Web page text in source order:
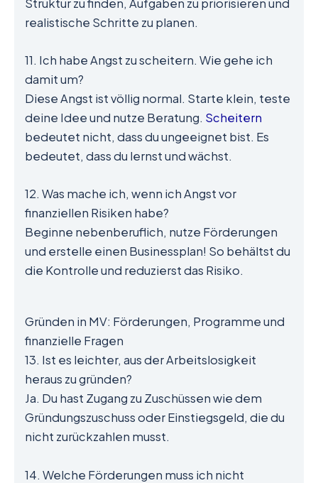
realistische Schritte zu planen.
11. Ich habe Angst zu scheitern. Wie gehe ich
damit um?
Diese Angst ist völlig normal. Starte klein, teste
deine Idee und nutze Beratung. Scheitern
bedeutet nicht, dass du ungeeignet bist. Es
bedeutet, dass du lernst und wächst.
12. Was mache ich, wenn ich Angst vor
finanziellen Risiken habe?
Beginne nebenberuflich, nutze Förderungen
und erstelle einen Businessplan! So behältst du
die Kontrolle und reduzierst das Risiko.
Gründen in MV: Förderungen, Programme und
finanzielle Fragen
13. Ist es leichter, aus der Arbeitslosigkeit
heraus zu gründen?
Ja. Du hast Zugang zu Zuschüssen wie dem
Gründungszuschuss oder Einstiegsgeld, die du
nicht zurückzahlen musst.
14. Welche Förderungen muss ich nicht